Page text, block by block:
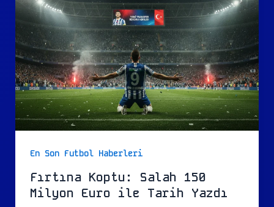
En Son Futbol Haberleri
Fırtına Koptu: Salah 150
Milyon Euro ile Tarih Yazdı